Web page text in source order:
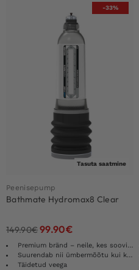
-33%
Tasuta saatmine
Peenisepump
Bathmate Hydromax8 Clear
149.90€99.90€
Premium bränd – neile, kes soovivad parimat
Suurendab nii ümbermõõtu kui ka pikkust
Täidetud veega